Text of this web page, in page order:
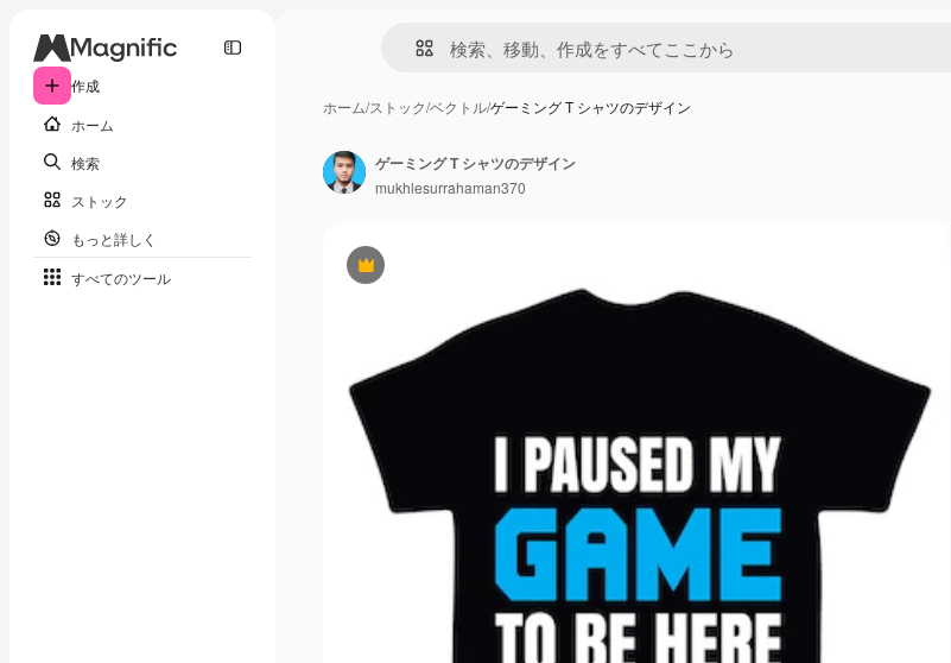
作成
ホーム
検索
ストック
もっと詳しく
すべてのツール
ホーム/ストック/ベクトル/ゲーミング T シャツのデザイン
Premium
ゲーミング T シャツのデザイン
mukhlesurrahaman370